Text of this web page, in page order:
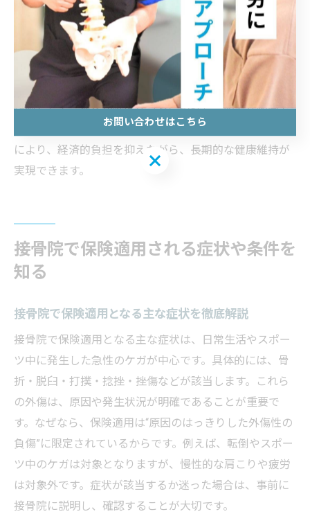
接骨院の保険適用で無理なく続ける健康管理
保険適用を活用すれば、無理なく継続的に健康管理が可
能です。なぜなら、自己負担が軽減されることで、定期
的な通院や予防的なケアも続けやすくなるからです。実
践例として、症状が軽度なうちに相談し、必要な範囲で
保険を活用した施術を受けることが挙げられます。これ
により、経済的負担を抑えながら、長期的な健康維持が
実現できます。
接骨院で保険適用される症状や条件を
知る
接骨院で保険適用となる主な症状を徹底解説
接骨院で保険適用となる主な症状は、日常生活やスポー
ツ中に発生した急性のケガが中心です。具体的には、骨
折・脱臼・打撲・捻挫・挫傷などが該当します。これら
の外傷は、原因や発生状況が明確であることが重要で
す。なぜなら、保険適用は“原因のはっきりした外傷性の
負傷”に限定されているからです。例えば、転倒やスポー
ツ中のケガは対象となりますが、慢性的な肩こりや疲労
は対象外です。症状が該当するか迷った場合は、事前に
接骨院に説明し、確認することが大切です。
お問い合わせはこちら
お問い合わせはこちら